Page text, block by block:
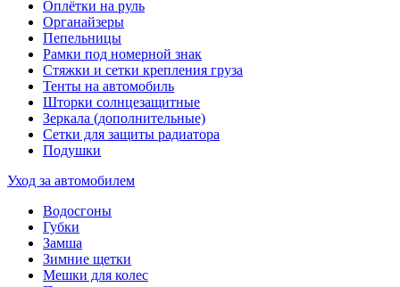
Оплётки на руль
Органайзеры
Пепельницы
Рамки под номерной знак
Стяжки и сетки крепления груза
Тенты на автомобиль
Шторки солнцезащитные
Зеркала (дополнительные)
Сетки для защиты радиатора
Подушки
Уход за автомобилем
Водосгоны
Губки
Замша
Зимние щетки
Мешки для колес